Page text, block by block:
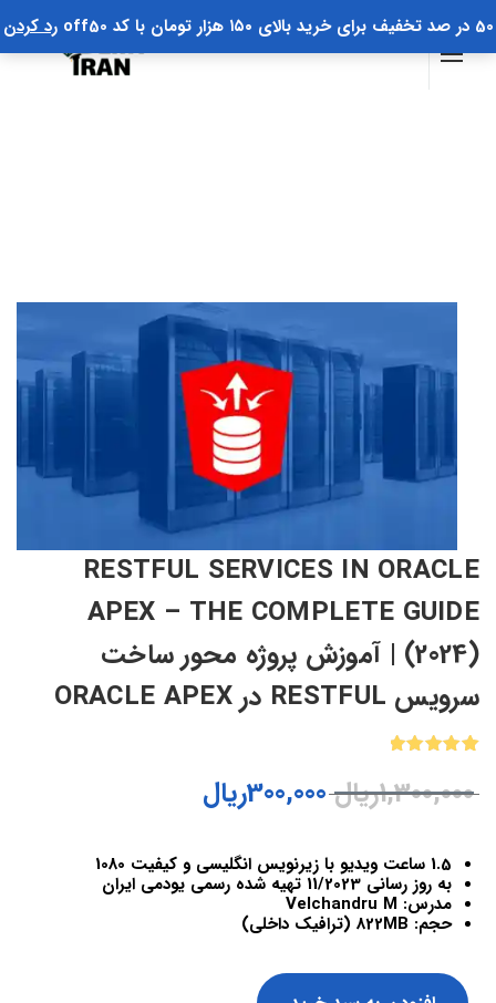
50 در صد تخفیف برای خرید بالای ۱۵۰ هزار تومان با کد off50 رد کردن
RESTFUL SERVICES IN ORACLE
APEX – THE COMPLETE GUIDE
(2024) | آموزش پروژه محور ساخت
سرویس RESTFUL در ORACLE APEX
از 5
در
1,300,000ریال 300,000ریال
1.5 ساعت ویدیو با زیرنویس انگلیسی و کیفیت 1080
به روز رسانی 11/2023 تهیه شده رسمی یودمی ایران
مدرس: Velchandru M
حجم: 822MB (ترافیک داخلی)